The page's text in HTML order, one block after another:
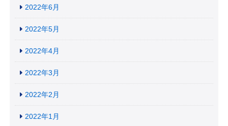
2022年6月
2022年5月
2022年4月
2022年3月
2022年2月
2022年1月